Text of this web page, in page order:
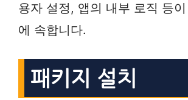
용자 설정, 앱의 내부 로직 등
에 속합니다.
패키지 설치